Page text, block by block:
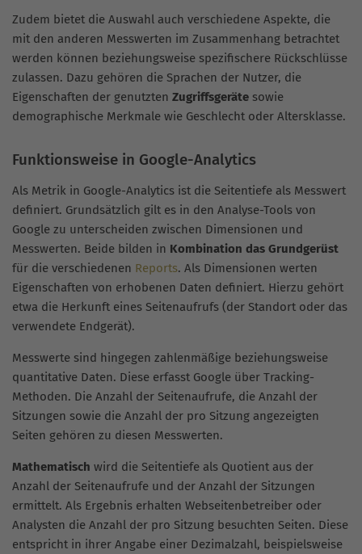
Zudem bietet die Auswahl auch verschiedene Aspekte, die
mit den anderen Messwerten im Zusammenhang betrachtet
werden können beziehungsweise spezifischere Rückschlüsse
zulassen. Dazu gehören die Sprachen der Nutzer, die
Eigenschaften der genutzten Zugriffsgeräte sowie
demographische Merkmale wie Geschlecht oder Altersklasse.
Funktionsweise in Google-Analytics
Als Metrik in Google-Analytics ist die Seitentiefe als Messwert
definiert. Grundsätzlich gilt es in den Analyse-Tools von
Google zu unterscheiden zwischen Dimensionen und
Messwerten. Beide bilden in Kombination das Grundgerüst
für die verschiedenen Reports. Als Dimensionen werten
Eigenschaften von erhobenen Daten definiert. Hierzu gehört
etwa die Herkunft eines Seitenaufrufs (der Standort oder das
verwendete Endgerät).
Messwerte sind hingegen zahlenmäßige beziehungsweise
quantitative Daten. Diese erfasst Google über Tracking-
Methoden. Die Anzahl der Seitenaufrufe, die Anzahl der
Sitzungen sowie die Anzahl der pro Sitzung angezeigten
Seiten gehören zu diesen Messwerten.
Mathematisch wird die Seitentiefe als Quotient aus der
Anzahl der Seitenaufrufe und der Anzahl der Sitzungen
ermittelt. Als Ergebnis erhalten Webseitenbetreiber oder
Analysten die Anzahl der pro Sitzung besuchten Seiten. Diese
entspricht in ihrer Angabe einer Dezimalzahl, beispielsweise